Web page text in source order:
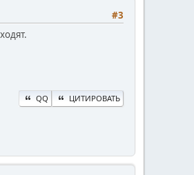
#3
QQ ЦИТИРОВАТЬ